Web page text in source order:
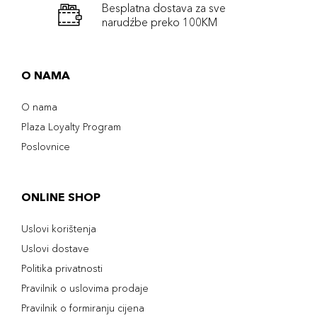
Besplatna dostava za sve
narudźbe preko 100KM
O NAMA
O nama
Plaza Loyalty Program
Poslovnice
ONLINE SHOP
Uslovi korištenja
Uslovi dostave
Politika privatnosti
Pravilnik o uslovima prodaje
Pravilnik o formiranju cijena